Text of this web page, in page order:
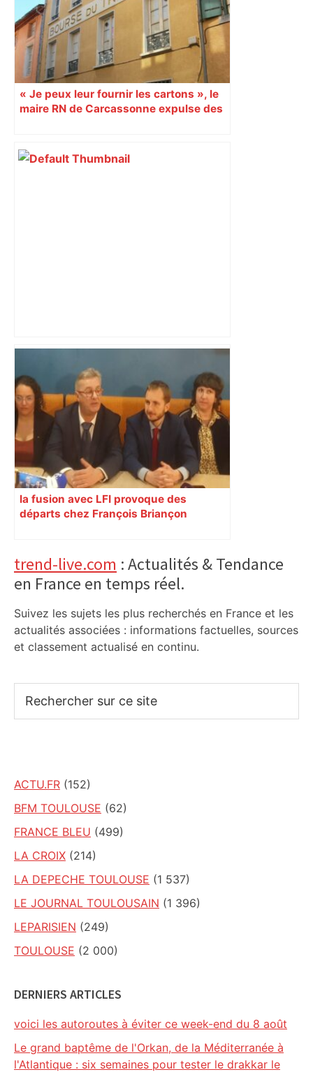
« Je peux leur fournir les cartons », le
maire RN de Carcassonne expulse des
Canicule à Toulouse : pourquoi le
Muséum a dû fermer en urgence ? –
ici.fr
la fusion avec LFI provoque des
départs chez François Briançon
Primary
Sidebar
trend-live.com : Actualités & Tendance
en France en temps réel.
Suivez les sujets les plus recherchés en France et les
actualités associées : informations factuelles, sources
et classement actualisé en continu.
sur
ACTU.FR (152)
BFM TOULOUSE (62)
FRANCE BLEU (499)
LA CROIX (214)
LA DEPECHE TOULOUSE (1 537)
LE JOURNAL TOULOUSAIN (1 396)
LEPARISIEN (249)
TOULOUSE (2 000)
DERNIERS ARTICLES
voici les autoroutes à éviter ce week-end du 8 août
Le grand baptême de l'Orkan, de la Méditerranée à
l'Atlantique : six semaines pour tester le drakkar le